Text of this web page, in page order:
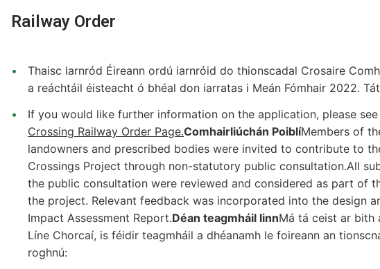
Railway Order
Thaisc Iarnród Éireann ordú iarnróid do thionscadal Crosaire
a reáchtáil éisteacht ó bhéal don iarratas i Meán Fómhair 2022.
If you would like further information on the application, please
Crossing Railway Order Page.Comhairliúchán PoiblíMembers of
landowners and prescribed bodies were invited to contribute to
Crossings Project through non-statutory public consultation.All
the public consultation were reviewed and considered as part of
the project. Relevant feedback was incorporated into the design
Impact Assessment Report.Déan teagmháil linnMá tá ceist ar bith
Líne Chorcaí, is féidir teagmháil a dhéanamh le foireann an
roghnú: